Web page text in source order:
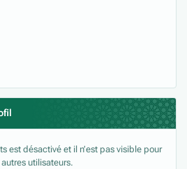
est désactivé et il n’est pas visible pour
autres utilisateurs.